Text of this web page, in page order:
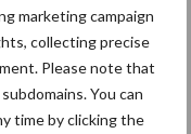
marketing campaign
collecting precise
Please note that
You can
time by clicking the
Fokkerij